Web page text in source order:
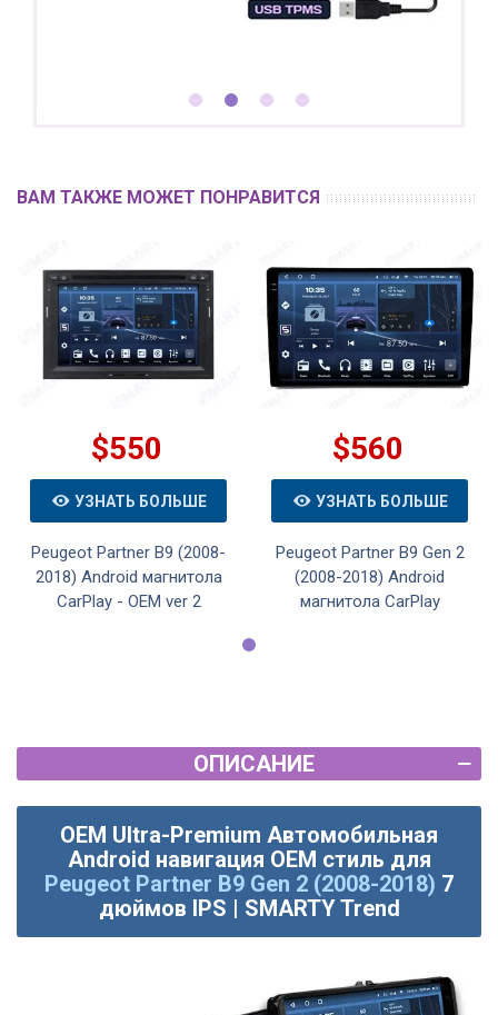
ВАМ ТАКЖЕ МОЖЕТ ПОНРАВИТСЯ
$550
УЗНАТЬ БОЛЬШЕ
Peugeot Partner B9 (2008-
2018) Android магнитола
CarPlay - OEM ver 2
$560
УЗНАТЬ БОЛЬШЕ
Peugeot Partner B9 Gen 2
(2008-2018) Android
магнитола CarPlay
ОПИСАНИЕ
OEM Ultra-Premium Автомобильная
Android навигация OEM стиль для
Peugeot Partner B9 Gen 2 (2008-2018) 7
дюймов IPS | SMARTY Trend